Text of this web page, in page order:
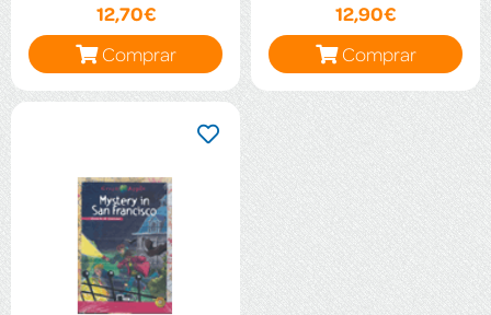
12,70€
Comprar
12,90€
Comprar